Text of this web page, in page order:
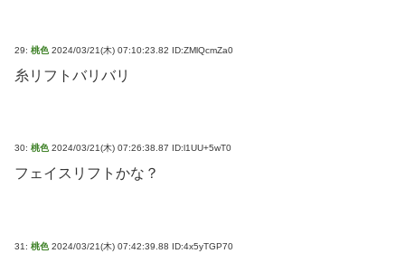
29: 桃色 2024/03/21(木) 07:10:23.82 ID:ZMlQcmZa0
糸リフトバリバリ
30: 桃色 2024/03/21(木) 07:26:38.87 ID:l1UU+5wT0
フェイスリフトかな？
31: 桃色 2024/03/21(木) 07:42:39.88 ID:4x5yTGP70